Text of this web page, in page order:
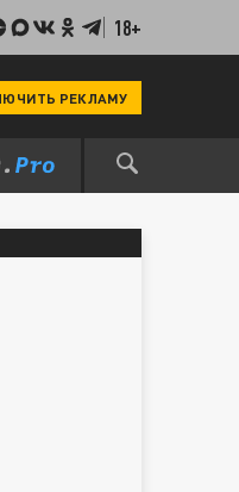
18+
РЕКЛАМУ